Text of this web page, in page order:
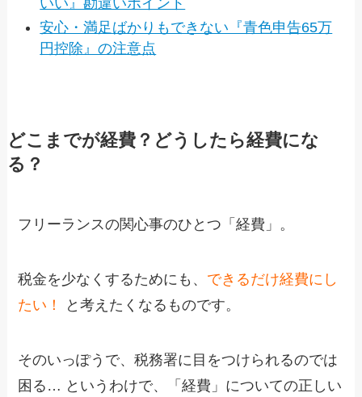
安心・満足ばかりもできない『青色申告65万
円控除』の注意点
どこまでが経費？どうしたら経費にな
る？
フリーランスの関心事のひとつ「経費」。
税金を少なくするためにも、 できるだけ経費にし
たい！
と考えたくなるものです。
そのいっぽうで、税務署に目をつけられるのでは
困る… というわけで、「経費」についての正しい